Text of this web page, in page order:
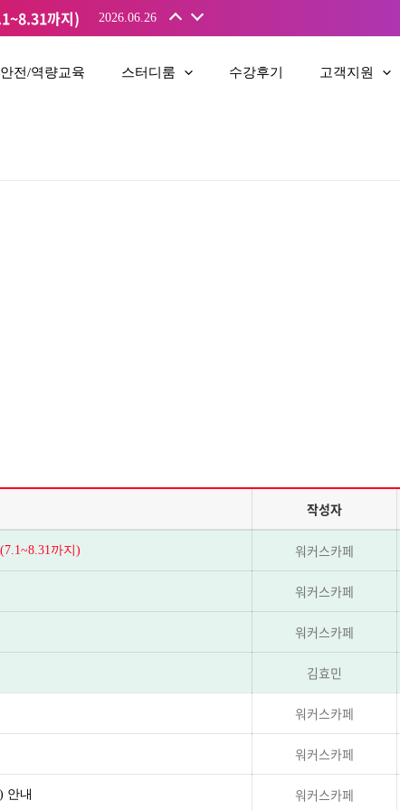
까지) 2026.06.26
전/역량교육 스터디룸 수강후기 고객지원
작성자
까지) 워커스카페
워커스카페
워커스카페
김효민
워커스카페
워커스카페
안내 워커스카페